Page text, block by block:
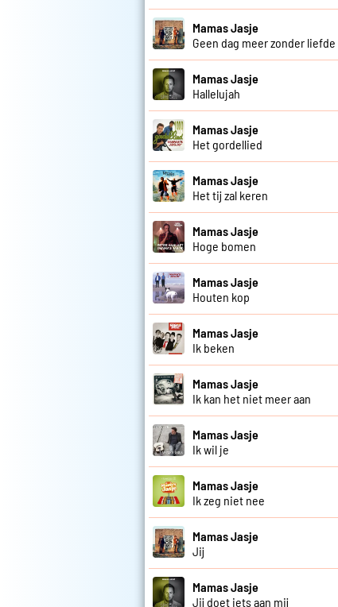
Mamas Jasje
Geen dag meer zonder liefde
Mamas Jasje
Hallelujah
Mamas Jasje
Het gordellied
Mamas Jasje
Het tij zal keren
Mamas Jasje
Hoge bomen
Mamas Jasje
Houten kop
Mamas Jasje
Ik beken
Mamas Jasje
Ik kan het niet meer aan
Mamas Jasje
Ik wil je
Mamas Jasje
Ik zeg niet nee
Mamas Jasje
Jij
Mamas Jasje
Jij doet iets aan mij